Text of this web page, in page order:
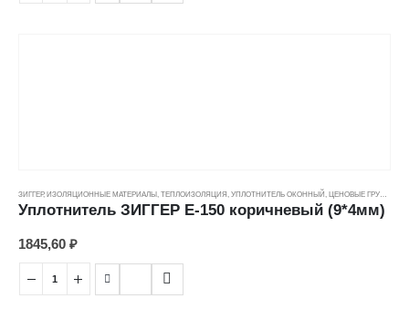
ЗИГГЕР, ИЗОЛЯЦИОННЫЕ МАТЕРИАЛЫ ТЕПЛОИЗОЛЯЦИЯ УПЛОТНИТЕЛЬ ОКОННЫЙ ЦЕНОВЫЕ ГРУППЫ
Уплотнитель ЗИГГЕР E-150 коричневый (9*4мм)
1845,60 ₽